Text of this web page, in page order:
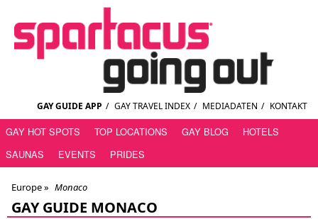
GAY GUIDE APP / GAY TRAVEL INDEX / MEDIADATEN / KONTAKT
GAY HOT SPOTS TOP LOCATIONS GAY BLOG
HOTELS
SAUNAS
EVENTS PRIDES
Europe » Monaco
GAY GUIDE MONACO